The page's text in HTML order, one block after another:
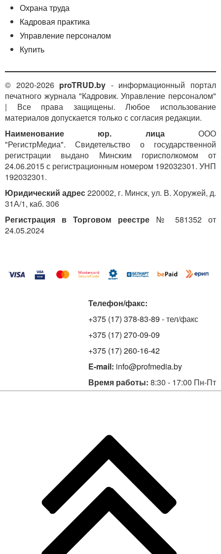
Охрана труда
Кадровая практика
Управление персоналом
Купить
© 2020-2026 proTRUD.by - информационный портал
печатного журнала "Кадровик. Управление персоналом"
| Все права защищены. Любое использование
материалов допускается только с согласия редакции.
Наименование юр. лицаООО
"РегистрМедиа". Свидетельство о государственной
регистрации выдано Минским горисполкомом от
24.06.2015 с регистрационным номером 192032301. УНП
192032301.
Юридический адрес220002, г. Минск, ул. В. Хоружей, д.
31А/1, каб. 306
Регистрация в Торговом реестре № 581352 от
24.05.2024
Телефон/факс:
+375 (17) 378-83-89 - тел/факс
+375 (17) 270-09-09
+375 (17) 260-16-42
E-mail: info@profmedia.by
Время работы: 8:30 - 17:00 Пн-Пт